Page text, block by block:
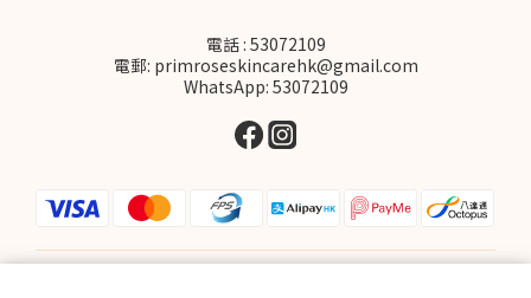
電話 : 53072109
電郵: primroseskincarehk@gmail.com
WhatsApp: 53072109